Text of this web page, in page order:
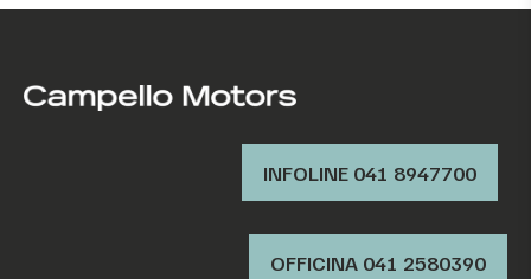
INFOLINE 041 8947700
OFFICINA ‭041 2580390‬